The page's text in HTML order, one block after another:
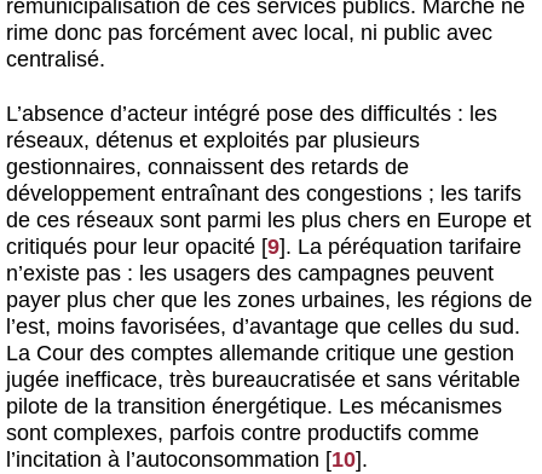
remunicipalisation de ces services publics. Marché ne
rime donc pas forcément avec local, ni public avec
centralisé.
L’absence d’acteur intégré pose des difficultés : les
réseaux, détenus et exploités par plusieurs
gestionnaires, connaissent des retards de
développement entraînant des congestions ; les tarifs
de ces réseaux sont parmi les plus chers en Europe et
critiqués pour leur opacité [9]. La péréquation tarifaire
n’existe pas : les usagers des campagnes peuvent
payer plus cher que les zones urbaines, les régions de
l’est, moins favorisées, d’avantage que celles du sud.
La Cour des comptes allemande critique une gestion
jugée inefficace, très bureaucratisée et sans véritable
pilote de la transition énergétique. Les mécanismes
sont complexes, parfois contre productifs comme
l’incitation à l’autoconsommation [10].